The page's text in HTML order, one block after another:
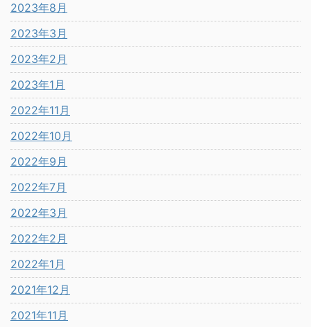
2023年8月
2023年3月
2023年2月
2023年1月
2022年11月
2022年10月
2022年9月
2022年7月
2022年3月
2022年2月
2022年1月
2021年12月
2021年11月